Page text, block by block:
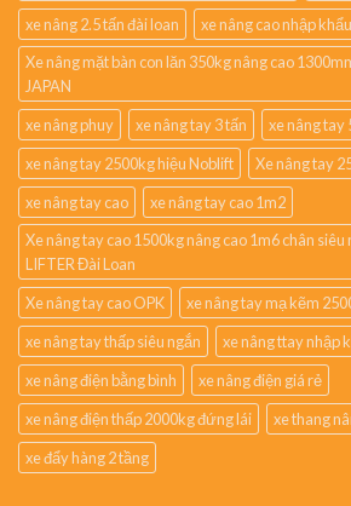
xe nâng 2.5 tấn đài loan
xe nâng cao nhập khẩu
Xe nâng mặt bàn con lăn 350kg nâng cao
JAPAN
xe nâng phuy
xe nâng tay 3 tấn
xe nâng tay
xe nâng tay 2500kg hiệu Noblift
Xe nâng tay
xe nâng tay cao
xe nâng tay cao 1m2
Xe nâng tay cao 1500kg nâng cao 1m6 chân
LIFTER Đài Loan
Xe nâng tay cao OPK
xe nâng tay mạ kẽm
xe nâng tay thấp siêu ngắn
xe nâng ttay nhập
xe nâng điện bằng bình
xe nâng điện giá rẻ
xe nâng điện thấp 2000kg đứng lái
xe thang
xe đẩy hàng 2 tầng